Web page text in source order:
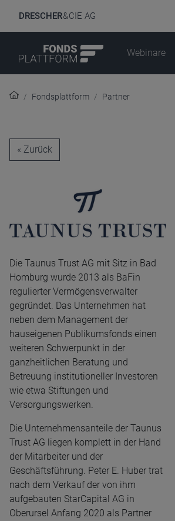
DRESCHER& CIE AG
Webinare
Fondsplattform Partner
« Zurück
Die Taunus Trust AG mit Sitz in Bad
Homburg wurde 2013 als BaFin
regulierter Vermögensverwalter
gegründet. Das Unternehmen hat
neben dem Management der
hauseigenen Publikumsfonds einen
weiteren Schwerpunkt in der
ganzheitlichen Beratung und
Betreuung institutioneller Investoren
wie etwa Stiftungen und
Versorgungswerken.
Die Unternehmensanteile der Taunus
Trust AG liegen komplett in der Hand
der Mitarbeiter und der
Geschäftsführung. Peter E. Huber trat
nach dem Verkauf der von ihm
aufgebauten StarCapital AG in
Oberursel Anfang 2020 als Partner